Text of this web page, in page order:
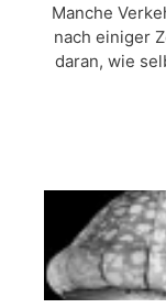
Manche
nach einiger
daran, wie